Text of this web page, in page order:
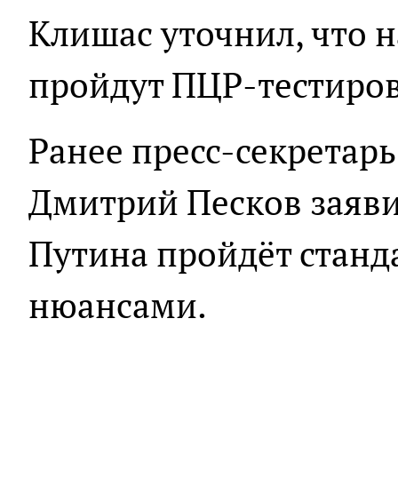
Клишас уточнил, что
пройдут ПЦР-
Ранее пресс-
Дмитрий Песков
Путина пройдёт
нюансами.